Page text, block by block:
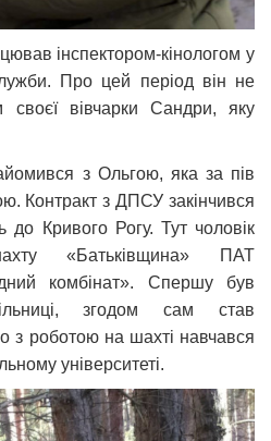
інспектором-кінологом у
Про цей період він не
своєї вівчарки Сандри, яку
з Ольгою, яка за пів
Контракт з ДПСУ закінчився
до Кривого Рогу. Тут чоловік
«Батьківщина» ПАТ
комбінат». Спершу був
згодом сам став
з роботою на шахті навчався
університеті.